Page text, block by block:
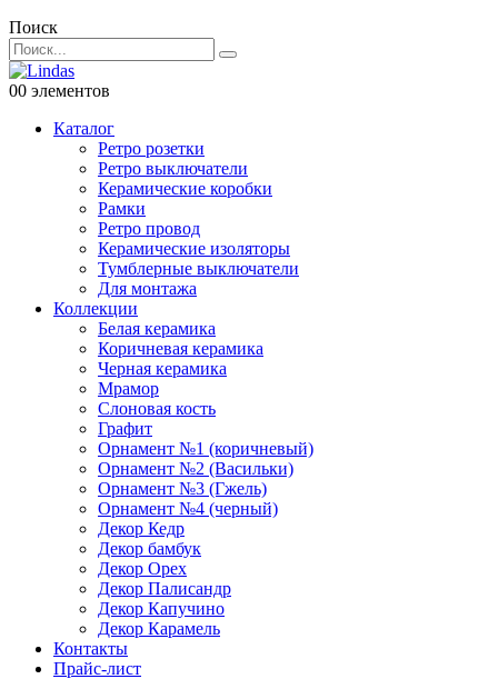
Поиск
00 элементов
Каталог
Ретро розетки
Ретро выключатели
Керамические коробки
Рамки
Ретро провод
Керамические изоляторы
Тумблерные выключатели
Для монтажа
Коллекции
Белая керамика
Коричневая керамика
Черная керамика
Мрамор
Слоновая кость
Графит
Орнамент №1 (коричневый)
Орнамент №2 (Васильки)
Орнамент №3 (Гжель)
Орнамент №4 (черный)
Декор Кедр
Декор бамбук
Декор Орех
Декор Палисандр
Декор Капучино
Декор Карамель
Контакты
Прайс-лист